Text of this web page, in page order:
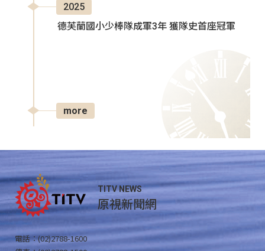
2025
德芙蘭國小少棒隊成軍3年 獲隊史首座冠軍
more
TITV NEWS
原視新聞網
電話：(02)2788-1600